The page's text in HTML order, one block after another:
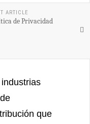
ARTICLE
de Privacidad
que